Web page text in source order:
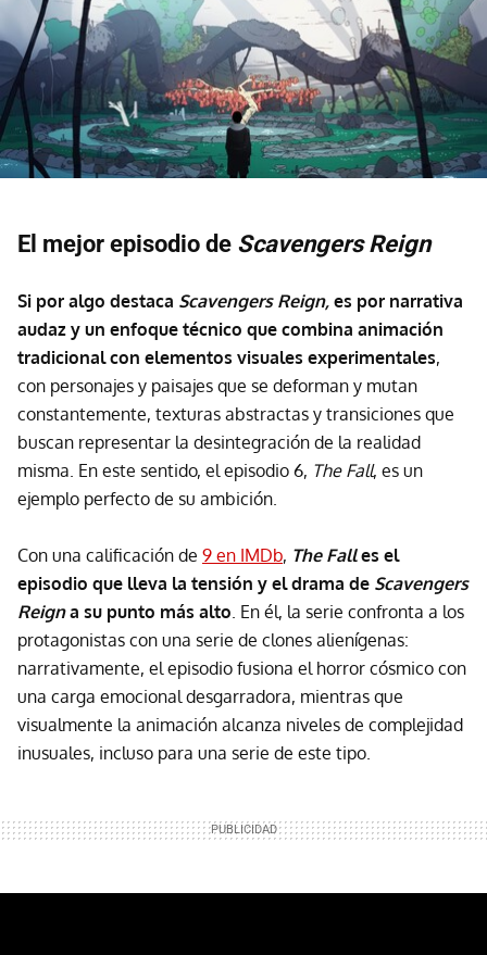
El mejor episodio de Scavengers Reign
Si por algo destaca Scavengers Reign, es por narrativa
audaz y un enfoque técnico que combina animación
tradicional con elementos visuales experimentales,
con personajes y paisajes que se deforman y mutan
constantemente, texturas abstractas y transiciones que
buscan representar la desintegración de la realidad
misma. En este sentido, el episodio 6, The Fall, es un
ejemplo perfecto de su ambición.
Con una calificación de 9 en IMDb, The Falles el
episodio que lleva la tensión y el drama de Scavengers
Reigna su punto más alto. En él, la serie confronta a los
protagonistas con una serie de clones alienígenas:
narrativamente, el episodio fusiona el horror cósmico con
una carga emocional desgarradora, mientras que
visualmente la animación alcanza niveles de complejidad
inusuales, incluso para una serie de este tipo.